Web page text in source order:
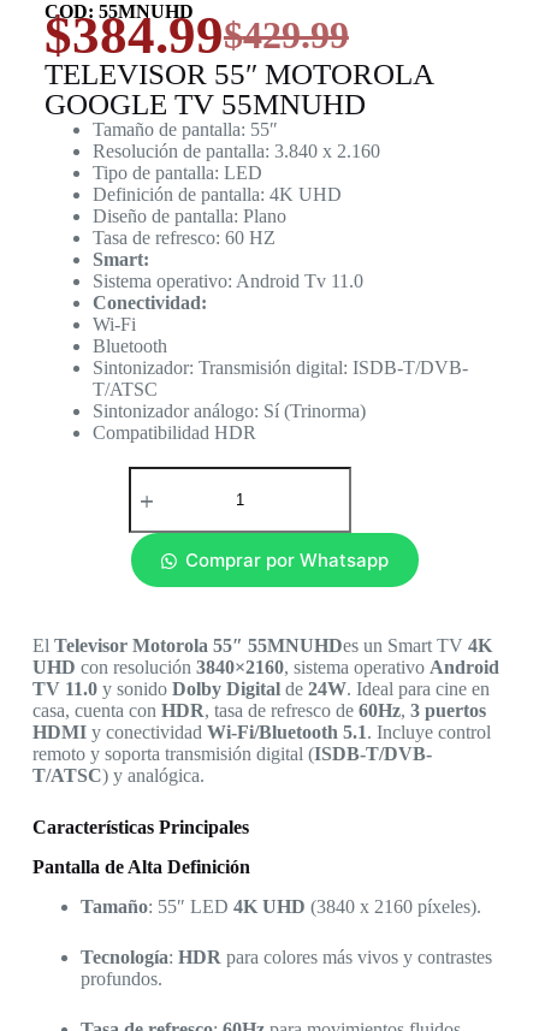
COD: 55MNUHD
$429.99
$384.99
TELEVISOR 55″ MOTOROLA
GOOGLE TV 55MNUHD
Tamaño de pantalla: 55″
Resolución de pantalla: 3.840 x 2.160
Tipo de pantalla: LED
Definición de pantalla: 4K UHD
Diseño de pantalla: Plano
Tasa de refresco: 60 HZ
Smart:
Sistema operativo: Android Tv 11.0
Conectividad:
Wi-Fi
Bluetooth
Sintonizador: Transmisión digital: ISDB-T/DVB-
T/ATSC
Sintonizador análogo: Sí (Trinorma)
Compatibilidad HDR
Comprar por Whatsapp
El Televisor Motorola 55″ 55MNUHDes un Smart TV 4K
UHD con resolución 3840×2160, sistema operativo Android
TV 11.0y sonido Dolby Digitalde 24W. Ideal para cine en
casa, cuenta con HDR, tasa de refresco de 60Hz, 3 puertos
HDMIy conectividad Wi-Fi/Bluetooth 5.1. Incluye control
remoto y soporta transmisión digital (ISDB-T/DVB-
T/ATSC) y analógica.
Características Principales
Pantalla de Alta Definición
Tamaño: 55″ LED 4K UHD (3840 x 2160 píxeles).
Tecnología: HDR para colores más vivos y contrastes
profundos.